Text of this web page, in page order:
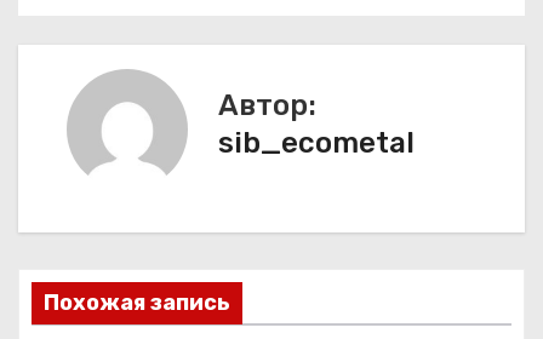
п
о
з
Автор:
sib_ecometal
Похожая запись